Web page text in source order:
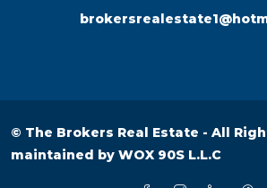
© The Brokers Real Estate - All
maintained by WOX 90S L.L.C